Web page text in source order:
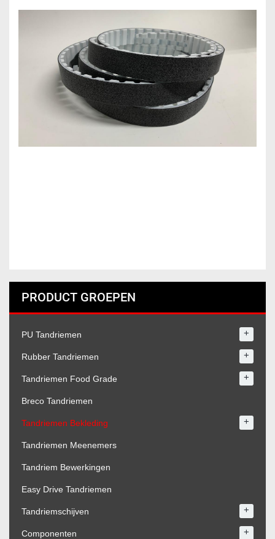
PRODUCT GROEPEN
PU Tandriemen +
Rubber Tandriemen +
Tandriemen Food Grade +
Breco Tandriemen
Tandriemen Bekleding +
Tandriemen Meenemers
Tandriem Bewerkingen
Easy Drive Tandriemen
Tandriemschijven +
Componenten +